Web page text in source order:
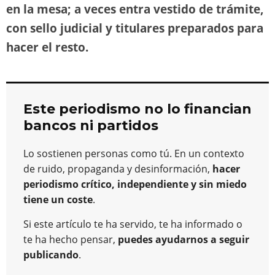
en la mesa; a veces entra vestido de trámite,
con sello judicial y titulares preparados para
hacer el resto.
Este periodismo no lo financian
bancos ni partidos
Lo sostienen personas como tú. En un contexto
de ruido, propaganda y desinformación, hacer
periodismo crítico, independiente y sin miedo
tiene un coste.
Si este artículo te ha servido, te ha informado o
te ha hecho pensar, puedes ayudarnos a seguir
publicando.